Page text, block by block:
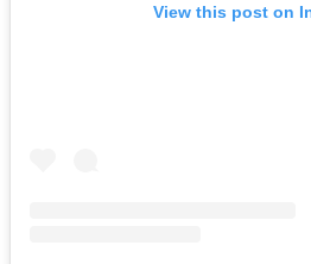
View this post on